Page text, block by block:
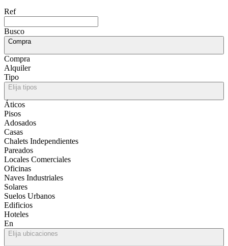
Ref
Busco
Compra
Compra
Alquiler
Tipo
Elija tipos
Áticos
Pisos
Adosados
Casas
Chalets Independientes
Pareados
Locales Comerciales
Oficinas
Naves Industriales
Solares
Suelos Urbanos
Edificios
Hoteles
En
Elija ubicaciones